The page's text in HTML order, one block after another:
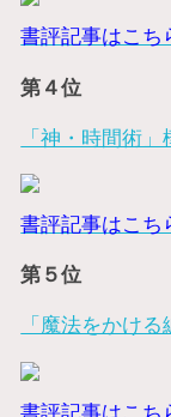
書評記事はこ
第４位
「神・時間術
書評記事はこ
第５位
「魔法をかけ
書評記事はこ